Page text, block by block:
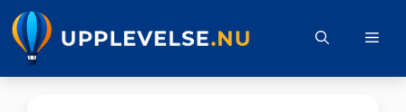
Hoppa
till
innehåll